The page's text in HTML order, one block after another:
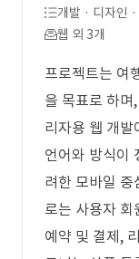
개발 · 디자인
웹 외 3개
프로젝트는 여
을 목표로 하며
리자용 웹 개
언어와 방식이
려한 모바일 중
로는 사용자
예약 및 결제,